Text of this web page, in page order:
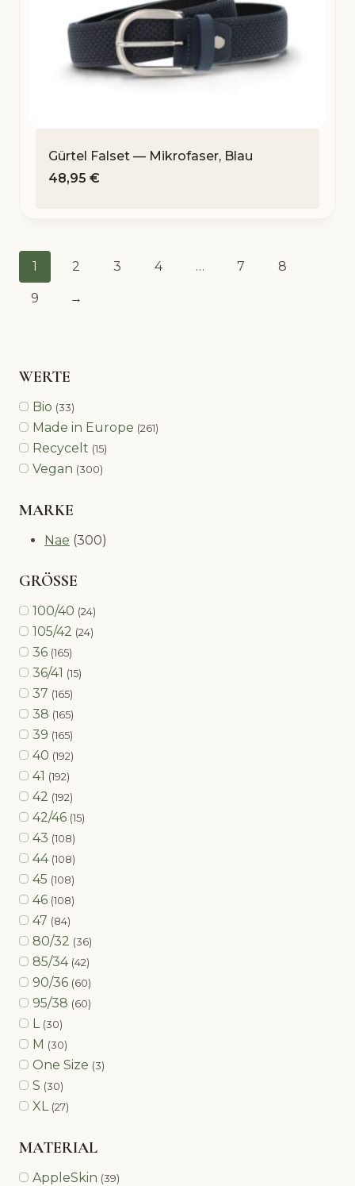
Gürtel Falset — Mikrofaser, Blau
48,95 €
1 2 3 4 … 7 8
9 →
WERTE
Bio (33)
Made in Europe (261)
Recycelt (15)
Vegan (300)
MARKE
Nae (300)
GRÖSSE
100/40 (24)
105/42 (24)
36 (165)
36/41 (15)
37 (165)
38 (165)
39 (165)
40 (192)
41 (192)
42 (192)
42/46 (15)
43 (108)
44 (108)
45 (108)
46 (108)
47 (84)
80/32 (36)
85/34 (42)
90/36 (60)
95/38 (60)
L (30)
M (30)
One Size (3)
S (30)
XL (27)
MATERIAL
AppleSkin (39)